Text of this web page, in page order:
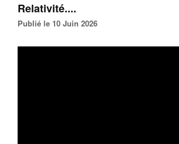
Relativité....
Publié le 10 Juin 2026